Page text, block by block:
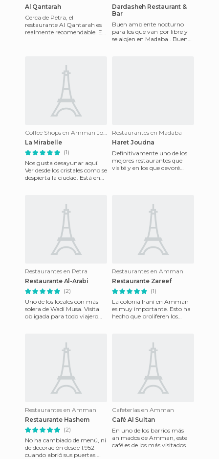
Al Qantarah
Cerca de Petra, el
restaurante Al Qantarah es
realmente recomendable. El
Dardasheh Restaurant &
Bar
Buen ambiente nocturno
para los que van por libre y
se alojen en Madaba . Buenos
Coffee Shops en Amman Jordan
La Mirabelle
(1)
Nos gusta desayunar aquí.
Ver desde los cristales como se
despierta la ciudad. Está en
Restaurantes en Madaba
Haret Joudna
Definitivamente uno de los
mejores restaurantes que
visité y en los que devoré
Restaurantes en Petra
Restaurante Al-Arabi
(2)
Uno de los locales con más
solera de Wadi Musa. Visita
obligada para todo viajero
Restaurantes en Amman
Restaurante Zareef
(1)
La colonia Iraní en Amman
es muy importante. Esto ha
hecho que proliferen los
Restaurantes en Amman
Restaurante Hashem
(2)
No ha cambiado de menú, ni
de decoración desde 1.952
cuando abrió sus puertas.
Cafeterías en Amman
Café Al Sultan
En uno de los barrios más
animados de Amman, este
café es de los más visitados